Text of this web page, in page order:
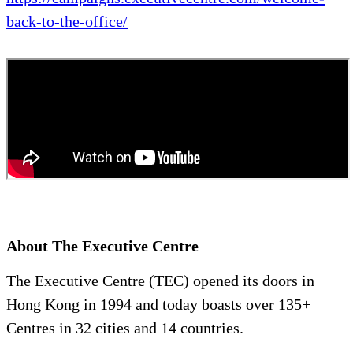
back-to-the-office/
About The Executive Centre
The Executive Centre (TEC) opened its doors in
Hong Kong in 1994 and today boasts over 135+
Centres in 32 cities and 14 countries.